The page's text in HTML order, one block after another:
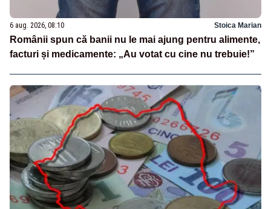
6 aug. 2026, 08:10 Stoica Marian
Românii spun că banii nu le mai ajung pentru alimente,
facturi și medicamente: „Au votat cu cine nu trebuie!”